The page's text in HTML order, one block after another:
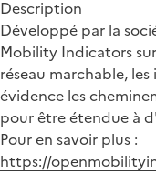
Description
Développé par la
Mobility Indicators
réseau marchable,
évidence les
pour être étendue à
Pour en savoir plus :
https://